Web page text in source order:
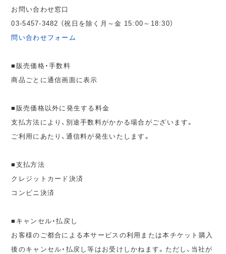
お問い合わせ窓口
03-5457-3482 （祝日を除く月～金 15:00～18:30）
問い合わせフォーム
■販売価格・手数料
商品ごとに通信画面に表示
■販売価格以外に発生する料金
支払方法により、別途手数料がかかる場合がございます。
ご利用にあたり、通信料が発生いたします。
■支払方法
クレジットカード決済
コンビニ決済
■キャンセル・払戻し
お客様のご都合による本サービスの利用または本チケット購入
後のキャンセル・払戻し等はお受けしかねます。ただし、当社が